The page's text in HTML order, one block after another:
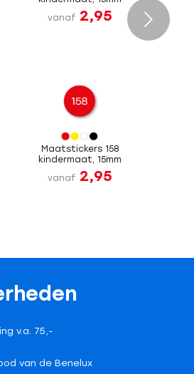
vanaf 2,95
Maatstickers 158
kindermaat, 15mm
vanaf 2,95
v.a. 75,-
van de Benelux